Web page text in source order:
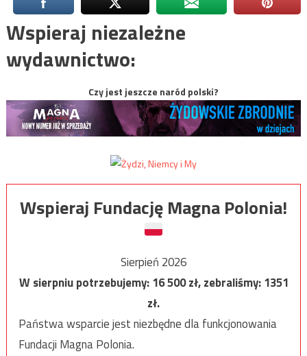
Wspieraj niezależne
wydawnictwo:
Czy jest jeszcze naród polski?
Wspieraj Fundację Magna Polonia!
Sierpień 2026
W sierpniu potrzebujemy:16 500zł, zebraliśmy:1351
zł.
Państwa wsparcie jest niezbędne dla funkcjonowania
Fundacji Magna Polonia.